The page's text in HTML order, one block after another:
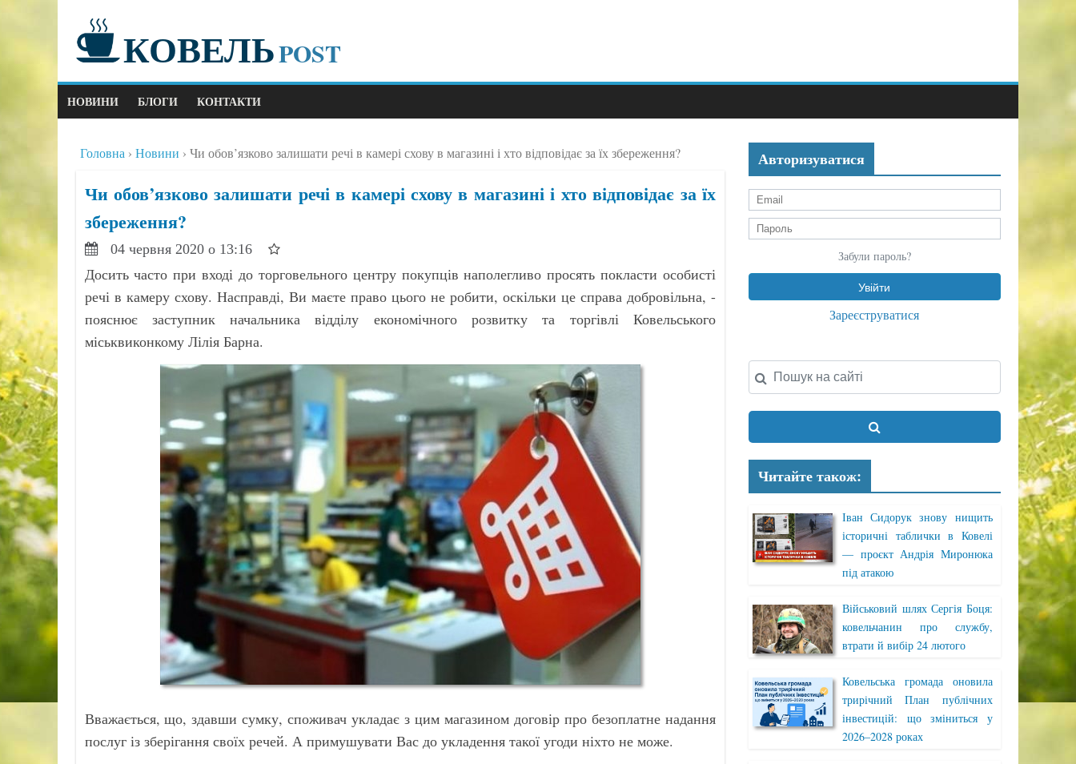
КОВЕЛЬPOST
НОВИНИ БЛОГИ КОНТАКТИ
Головна Новини Чи обов’язково залишати речі в камері схову в магазині і хто відповідає за їх збереження?
Чи обов’язково залишати речі в камері схову в магазині і хто відповідає за їх
збереження?
04 червня 2020 о 13:16
Досить часто при вході до торговельного центру покупців наполегливо просять покласти особисті
речі в камеру схову. Насправді, Ви маєте право цього не робити, оскільки це справа добровільна, -
пояснює заступник начальника відділу економічного розвитку та торгівлі Ковельського
міськвиконкому Лілія Барна.
Вважається, що, здавши сумку, споживач укладає з цим магазином договір про безоплатне надання
послуг із зберігання своїх речей. А примушувати Вас до укладення такої угоди ніхто не може.
Авторизуватися
Забули пароль?
Зареєструватися
Читайте також:
Іван Сидорук знову нищить
історичні таблички в Ковелі
— проєкт Андрія Миронюка
під атакою
Військовий шлях Сергія Боця:
ковельчанин про службу,
втрати й вибір 24 лютого
Ковельська громада оновила
трирічний План публічних
інвестицій: що зміниться у
2026–2028 роках